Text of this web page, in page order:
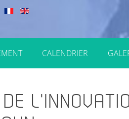
CALENDRIER